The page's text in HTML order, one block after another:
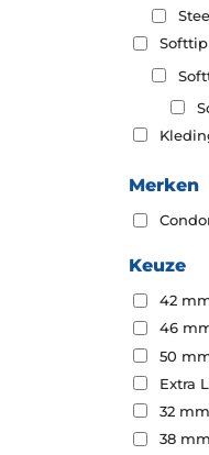
Softtip
Merken
Keuze
42
46
50
Extra
32 mm
38 mm